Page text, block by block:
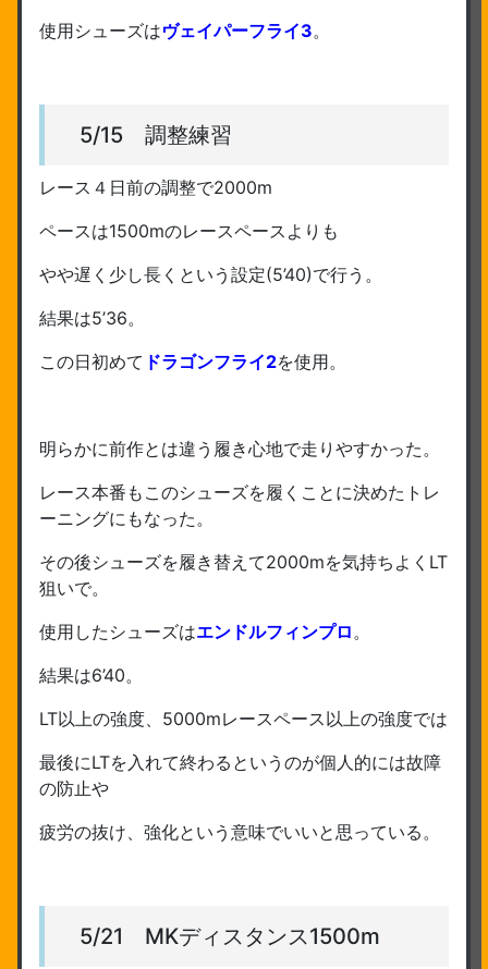
使用シューズはヴェイパーフライ3。
5/15 調整練習
レース４日前の調整で2000m
ペースは1500mのレースペースよりも
やや遅く少し長くという設定(5’40)で行う。
結果は5’36。
この日初めて ドラゴンフライ2を使用。
明らかに前作とは違う履き心地で走りやすかった。
レース本番もこのシューズを履くことに決めたトレ
ーニングにもなった。
その後シューズを履き替えて2000mを気持ちよくLT
狙いで。
使用したシューズはエンドルフィンプロ 。
結果は6’40。
LT以上の強度、5000mレースペース以上の強度では
最後にLTを入れて終わるというのが個人的には故障
の防止や
疲労の抜け、強化という意味でいいと思っている。
5/21 MKディスタンス1500m